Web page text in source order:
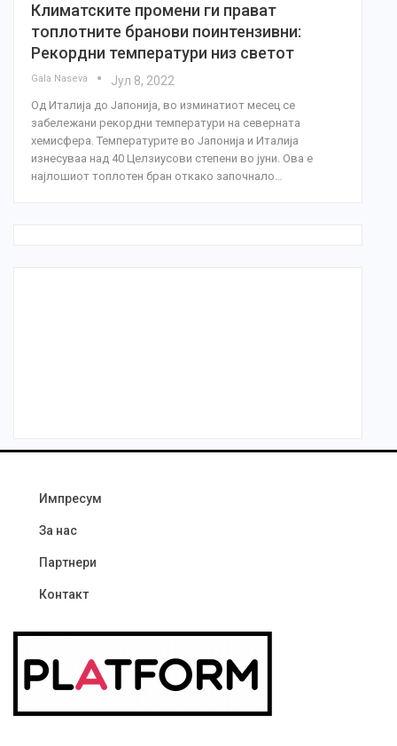
Климатските промени ги прават
топлотните бранови поинтензивни:
Рекордни температури низ светот
Gala Naseva Јул 8, 2022
Од Италија до Јапонија, во изминатиот месец се
забележани рекордни температури на северната
хемисфера. Температурите во Јапонија и Италија
изнесуваа над 40 Целзиусови степени во јуни. Ова е
најлошиот топлотен бран откако започнало…
Импресум
За нас
Партнери
Контакт